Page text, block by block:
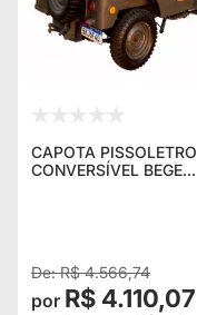
CAPOTA PISSOLETRO
CONVERSÍVEL BEGE
R$ 4.566,74
R$ 4.110,07